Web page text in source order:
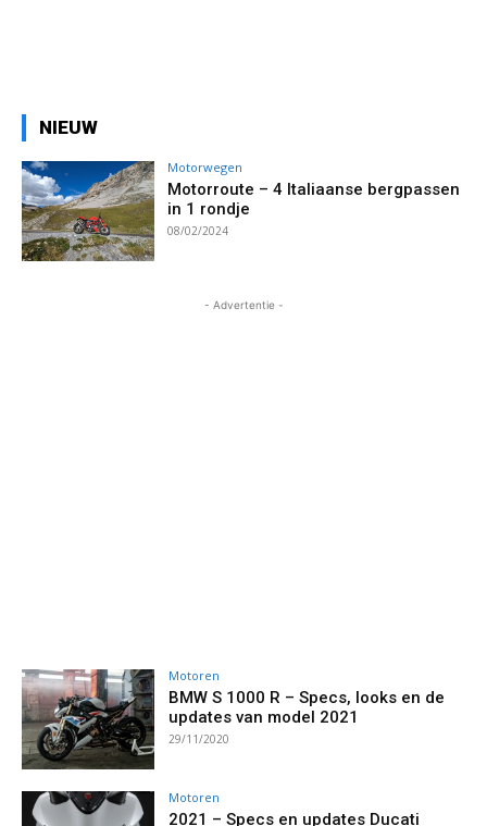
NIEUW
Motorwegen
Motorroute – 4 Italiaanse bergpassen
in 1 rondje
08/02/2024
- Advertentie -
Motoren
BMW S 1000 R – Specs, looks en de
updates van model 2021
29/11/2020
Motoren
2021 – Specs en updates Ducati